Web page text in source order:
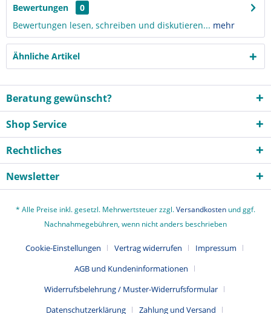
Bewertungen
0
Bewertungen lesen, schreiben und diskutieren... mehr
Ähnliche Artikel
Beratung gewünscht?
Shop Service
Rechtliches
Newsletter
* Alle Preise inkl. gesetzl. Mehrwertsteuer zzgl.Versandkosten und ggf.
Nachnahmegebühren, wenn nicht anders beschrieben
Cookie-Einstellungen Vertrag widerrufen
Impressum
AGB und Kundeninformationen
Widerrufsbelehrung / Muster-Widerrufsformular
Datenschutzerklärung
Zahlung und Versand